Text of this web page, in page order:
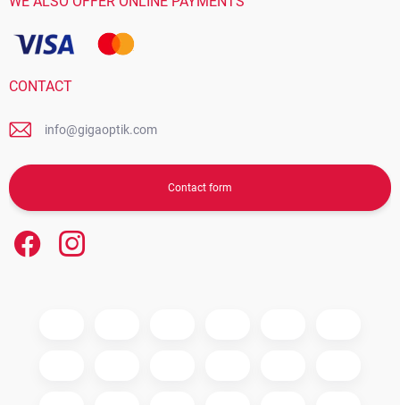
CONTACT
info@gigaoptik.com
Contact form